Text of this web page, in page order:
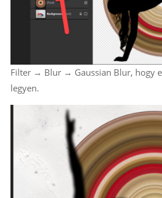
Filter → Blur → Gaussian Blur, hogy
legyen.